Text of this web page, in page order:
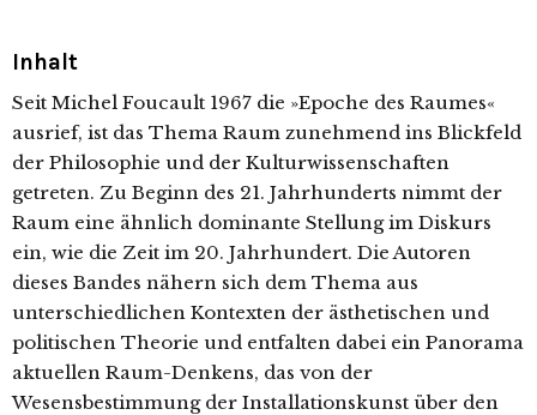
Inhalt
Seit Michel Foucault 1967 die »Epoche des Raumes«
ausrief, ist das Thema Raum zunehmend ins Blickfeld
der Philosophie und der Kulturwissenschaften
getreten. Zu Beginn des 21. Jahrhunderts nimmt der
Raum eine ähnlich dominante Stellung im Diskurs
ein, wie die Zeit im 20. Jahrhundert. Die Autoren
dieses Bandes nähern sich dem Thema aus
unterschiedlichen Kontexten der ästhetischen und
politischen Theorie und entfalten dabei ein Panorama
aktuellen Raum-Denkens, das von der
Wesensbestimmung der Installationskunst über den